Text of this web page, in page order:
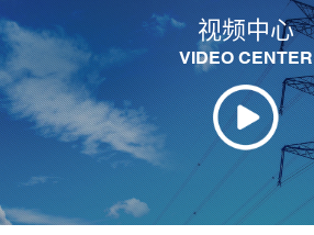
视频中心
VIDEO CENTER